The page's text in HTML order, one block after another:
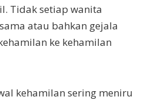
Tidak setiap wanita
atau bahkan gejala
ke kehamilan
kehamilan sering meniru